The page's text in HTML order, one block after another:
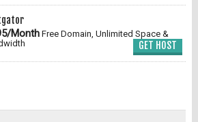
MonthFree Domain, Unlimited Space &
GET HOST